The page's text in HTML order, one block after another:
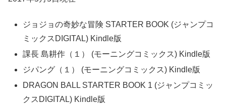
ジョジョの奇妙な冒険 STARTER BOOK (ジャンプコ
ミックスDIGITAL) Kindle版
課長 島耕作（１） (モーニングコミックス) Kindle版
ジパング（１） (モーニングコミックス) Kindle版
DRAGON BALL STARTER BOOK 1 (ジャンプコミッ
クスDIGITAL) Kindle版